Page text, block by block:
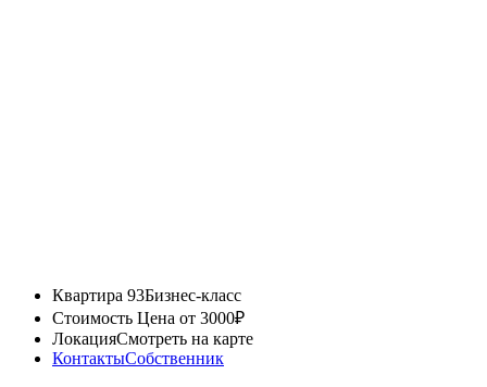
Квартира 93Бизнес-класс
Стоимость Цена от 3000₽
ЛокацияСмотреть на карте
КонтактыСобственник